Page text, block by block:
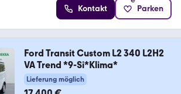
Kontakt Parken
Ford Transit Custom L2 340 L2H2
VA Trend *9-Si*Klima*
Lieferung möglich